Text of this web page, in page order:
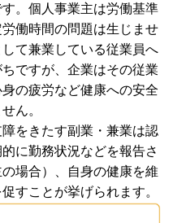
。個人事業主は労働基準
働時間の問題は生じませ
て兼業している従業員へ
ですが、企業はその従業
の疲労など健康への安全
ん。
をきたす副業・兼業は認
に勤務状況などを報告さ
場合）、自身の健康を維
すことが挙げられます。